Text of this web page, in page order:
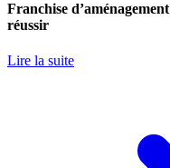
Franchise
réussir
Lire la suite